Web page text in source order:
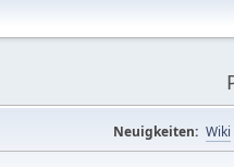
Neuigkeiten: Wiki